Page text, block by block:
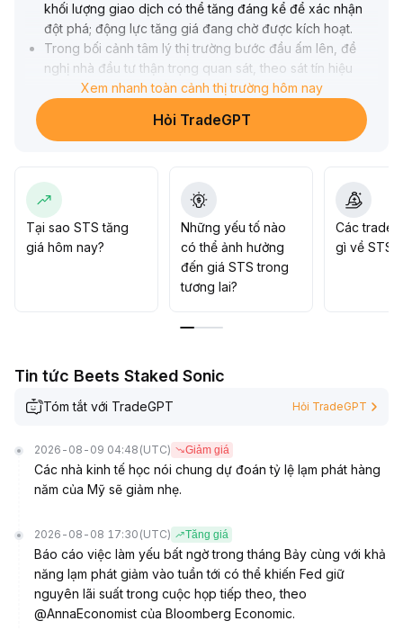
khối lượng giao dịch có thể tăng đáng kể để xác nhận
đột phá; động lực tăng giá đang chờ được kích hoạt.
Trong bối cảnh tâm lý thị trường bước đầu ấm lên, đề
nghị nhà đầu tư thận trọng quan sát, theo sát tín hiệu
phá vỡ các đường trung bình quan trọng và vùng kháng
cự đỉnh trước, chưa xác nhận thì tránh mua đuổi giá cao
Có thể chia nhỏ vị thế, vào lệnh ở vùng hỗ trợ (trong
Xem nhanh toàn cảnh thị trường hôm nay
Hỏi TradeGPT
Tại sao STS tăng
giá hôm nay?
Những yếu tố nào
có thể ảnh hưởng
đến giá STS trong
tương lai?
Các trader
gì về STS?
Tin tức Beets Staked Sonic
Tóm tắt với TradeGPT Hỏi TradeGPT
2026-08-09 04:48 (UTC) Giảm giá
Các nhà kinh tế học nói chung dự đoán tỷ lệ lạm phát hàng
năm của Mỹ sẽ giảm nhẹ.
2026-08-08 17:30 (UTC) Tăng giá
Báo cáo việc làm yếu bất ngờ trong tháng Bảy cùng với khả
năng lạm phát giảm vào tuần tới có thể khiến Fed giữ
nguyên lãi suất trong cuộc họp tiếp theo, theo
@AnnaEconomist của Bloomberg Economic.